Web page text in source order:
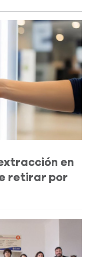
en
retirar por